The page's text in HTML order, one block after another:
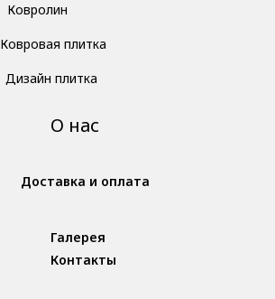
Ковровая плитка
Контакты
Ковролин
Дизайн плитка
Доставка и оплата
О нас
Галерея